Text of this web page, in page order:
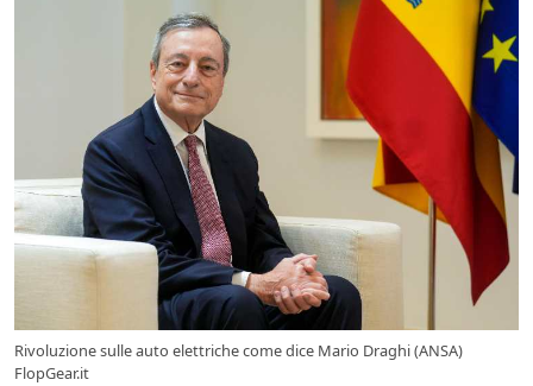
Rivoluzione sulle auto elettriche come dice Mario Draghi (ANSA)
FlopGear.it